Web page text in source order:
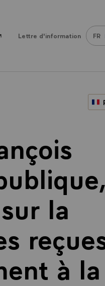
Lettre d'information FR
la
à la